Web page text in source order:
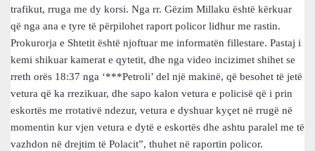
trafikut, rruga me dy korsi. Nga rr. Gëzim Millaku është kërkuar
që nga ana e tyre të përpilohet raport policor lidhur me rastin.
Prokurorja e Shtetit është njoftuar me informatën fillestare. Pastaj i
kemi shikuar kamerat e qytetit, dhe nga video incizimet shihet se
rreth orës 18:37 nga ‘***Petroli’ del një makinë, që besohet të jetë
vetura që ka rrezikuar, dhe sapo kalon vetura e policisë që i prin
eskortës me rrotativë ndezur, vetura e dyshuar kyçet në rrugë në
momentin kur vjen vetura e dytë e eskortës dhe ashtu paralel me të
vazhdon në drejtim të Polacit”, thuhet në raportin policor.